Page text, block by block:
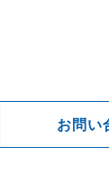
お問い